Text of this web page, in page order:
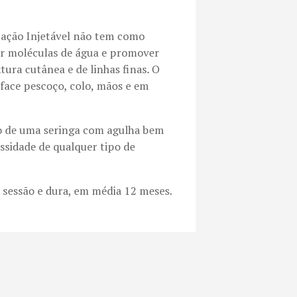
Injetável não tem como
de água e promover
cutânea e de linhas finas. O
pescoço, colo, mãos e em
uma seringa com agulha bem
de qualquer tipo de
e dura, em média 12 meses.